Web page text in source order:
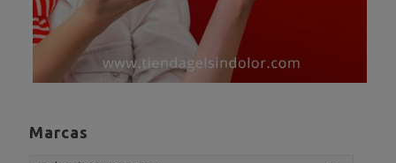
Marcas